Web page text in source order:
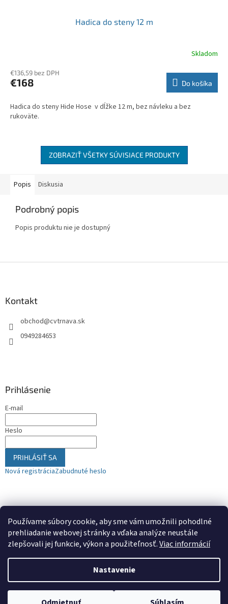
Používame súbory cookie, aby sme vám umožnili pohodlné
prehliadanie webovej stránky a vďaka analýze neustále
zlepšovali jej funkcie, výkon a použiteľnosť.Viac informácií
Nastavenie
Hadica do steny 12 m
Skladom
€136,59 bez DPH
€168 Do košíka
Hadica do steny Hide Hose v dĺžke 12 m, bez návleku a bez
rukoväte.
ZOBRAZIŤ VŠETKY SÚVISIACE PRODUKTY
Popis Diskusia
Podrobný popis
Popis produktu nie je dostupný
Kontakt
obchod@cvtrnava.sk
0949284653
Prihlásenie
E-mail
Heslo
PRIHLÁSIŤ SA
Nová registráciaZabudnuté heslo
0KS /€0
Vytvoril Shoptet